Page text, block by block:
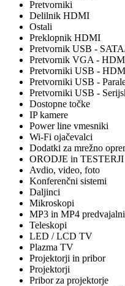
Pretvorniki
Delilnik HDMI
Ostali
Preklopnik HDMI
Pretvornik USB -
Pretvornik VGA -
Pretvorniki USB -
Pretvorniki USB -
Pretvorniki USB -
Dostopne točke
IP kamere
Power line vmesniki
Wi-Fi ojačevalci
Dodatki za mrežno
ORODJE in TESTERJI
Avdio, video, foto
Konferenčni sistemi
Daljinci
Mikroskopi
MP3 in MP4
Teleskopi
LED / LCD TV
Plazma TV
Projektorji in pribor
Projektorji
Pribor za projektorje